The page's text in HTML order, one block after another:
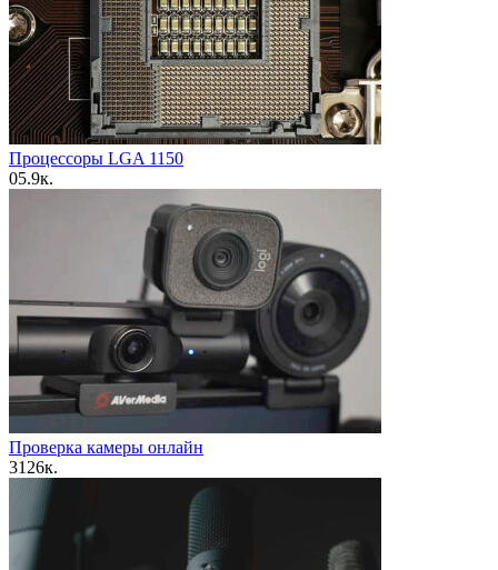
Процессоры LGA 1150
05.9к.
Проверка камеры онлайн
3126к.